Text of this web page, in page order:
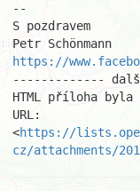
--
S pozdravem
https://
-------------
HTML příloha
URL:
<https://
cz/attachments/